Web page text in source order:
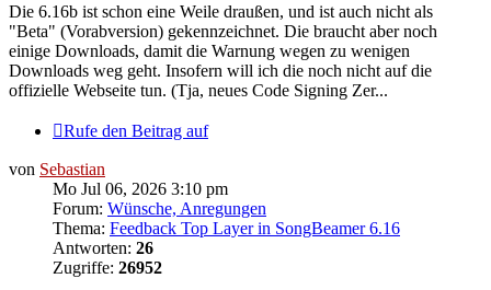
Die 6.16b ist schon eine Weile draußen, und ist auch nicht als
"Beta" (Vorabversion) gekennzeichnet. Die braucht aber noch
einige Downloads, damit die Warnung wegen zu wenigen
Downloads weg geht. Insofern will ich die noch nicht auf die
offizielle Webseite tun. (Tja, neues Code Signing Zer...
Rufe den Beitrag auf
von Sebastian
Mo Jul 06, 2026 3:10 pm
Forum: Wünsche, Anregungen
Thema: Feedback Top Layer in SongBeamer 6.16
Antworten: 26
Zugriffe: 26952